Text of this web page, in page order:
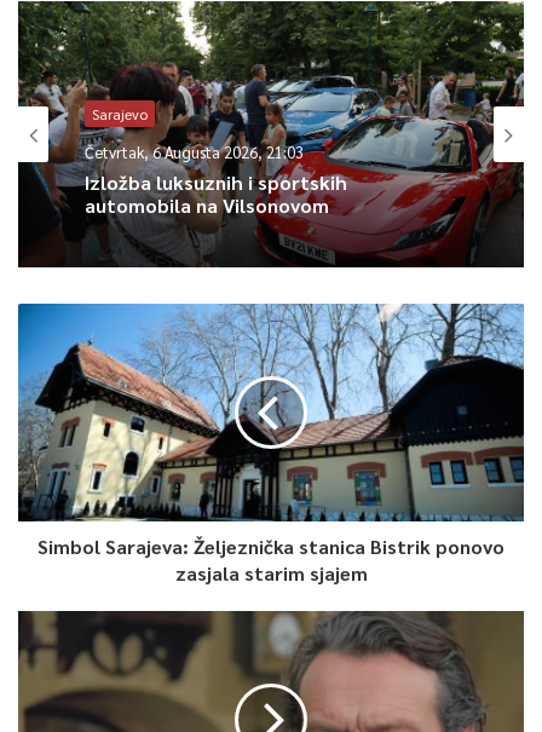
0
Article Rating
Sarajevo
Četvrtak, 6 Augusta 2026, 21:03
Izložba luksuznih i sportskih
automobila na Vilsonovom
Simbol Sarajeva: Željeznička stanica Bistrik ponovo
zasjala starim sjajem